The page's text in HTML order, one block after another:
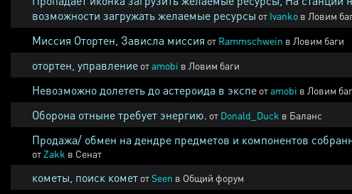
возможности загружать желаемые ресурсы от Ivanko в Ловим
Миссия Отортен, Зависла миссия от Rammschwein в Ловим баги
отортен, управление отamobi в Ловим баги
Невозможно долететь до астероида в экспе отamobi в Ловим
Оборона отныне требует энергию. от Donald_Duck в Баланс
Продажа/ обмен на дендре предметов и компонентов
от Zakk в Сенат
кометы, поиск комет отSeen в Общий форум